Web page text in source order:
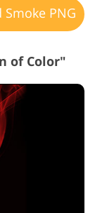
Smoke PNG
of Color"